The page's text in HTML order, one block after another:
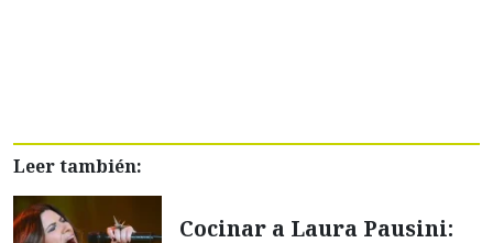
Leer también:
Cocinar a Laura Pausini: